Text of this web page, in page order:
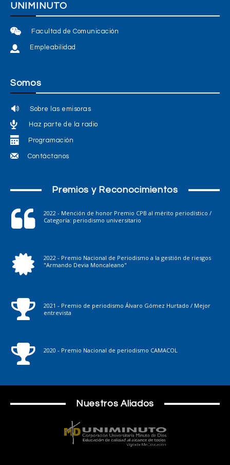
UNIMINUTO
Facultad de Comunicación
Empleabilidad
Somos
Sobre las emisoras
Haz parte de la radio
Programación
Contáctanos
Premios y Reconocimientos
2022 - Mención de honor Premio CPB al mérito periodístico /
Categoría: periodismo universitario
2022 - Premio Nacional de Periodismo a la gestión de riesgos
"Armando Devia Moncaleano"
2021 - Premio de periodismo Álvaro Gómez Hurtado / Mejor
entrevista
2020 - Premio Nacional de periodismo CAMACOL
Nuestros Aliados